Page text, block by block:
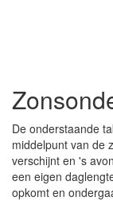
De onderstaande
middelpunt van de
verschijnt en 's
een eigen
opkomt en